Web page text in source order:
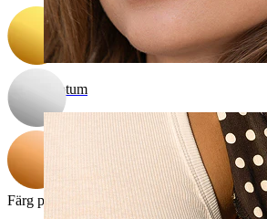
Septum
Färg på sten